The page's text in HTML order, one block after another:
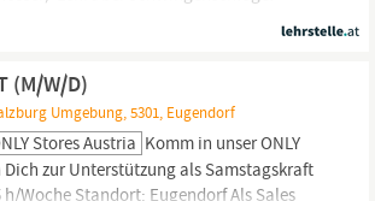
handwerkliche Ausbildung ;in einem
die Möglichkeit,; technisch
;zu fertigen und; neue Technologien
modernster
ein; hohes Know-how in...
(M/W/D)
Umgebung, 5301, Eugendorf
Stores Austria Komm in unser ONLY
zur Unterstützung als Samstagskraft
Woche Standort: EugendorfAls Sales